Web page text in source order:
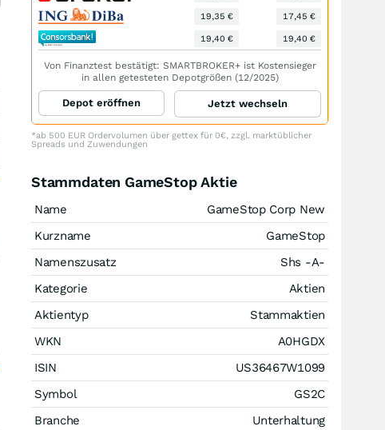
19,35 € 17,45 €
19,40 € 19,40 €
Von Finanztest bestätigt: SMARTBROKER+ ist Kostensieger
in allen getesteten Depotgrößen (12/2025)
Depot eröffnen Jetzt wechseln
*ab 500 EUR Ordervolumen über gettex für 0€, zzgl. marktüblicher
Spreads und Zuwendungen
Stammdaten GameStop Aktie
Name
GameStop Corp New
Kurzname
GameStop
Namenszusatz
Shs -A-
Kategorie
Aktien
Aktientyp
Stammaktien
WKN
A0HGDX
ISIN
US36467W1099
Symbol
GS2C
Branche
Unterhaltung